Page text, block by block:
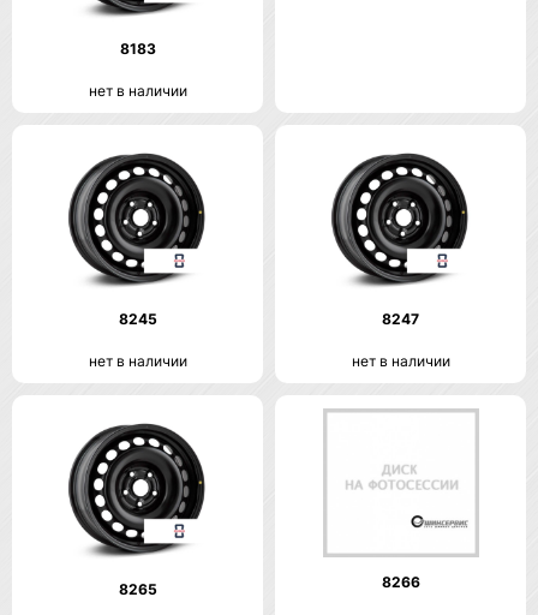
8183
нет в наличии
8245
нет в наличии
8247
нет в наличии
8265 8266